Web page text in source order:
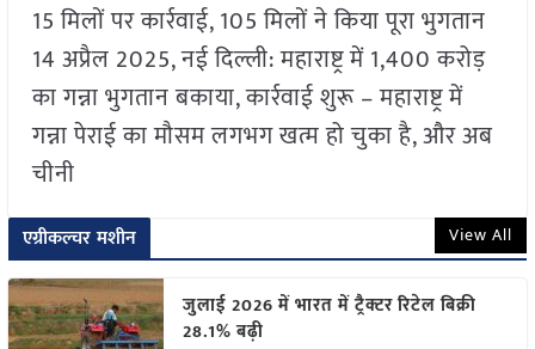
15 मिलों पर कार्रवाई, 105 मिलों ने किया पूरा भुगतान
14 अप्रैल 2025, नई दिल्ली: महाराष्ट्र में 1,400 करोड़
का गन्ना भुगतान बकाया, कार्रवाई शुरू – महाराष्ट्र में
गन्ना पेराई का मौसम लगभग खत्म हो चुका है, और अब
चीनी
एग्रीकल्चर मशीन View All
जुलाई 2026 में भारत में ट्रैक्टर रिटेल बिक्री
28.1% बढ़ी